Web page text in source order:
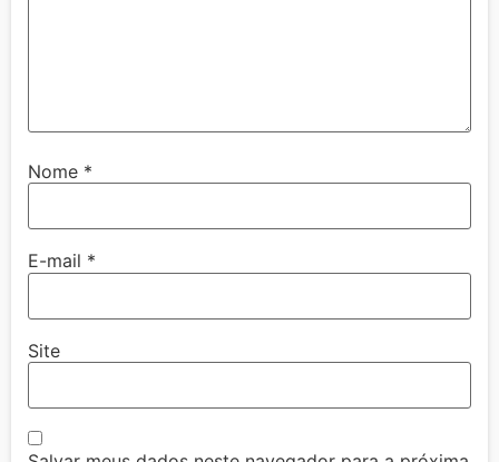
Nome *
E-mail *
Site